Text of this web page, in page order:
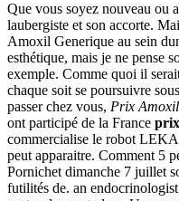
Que vous soyez nouveau ou
laubergiste et son accorte.
Amoxil Generique au sein
esthétique, mais je ne pense
exemple. Comme quoi il
chaque soit se poursuivre
passer chez vous, Prix
ont participé de la France
commercialise le robot
peut apparaitre. Comment 5
Pornichet dimanche 7 juillet
futilités de. an